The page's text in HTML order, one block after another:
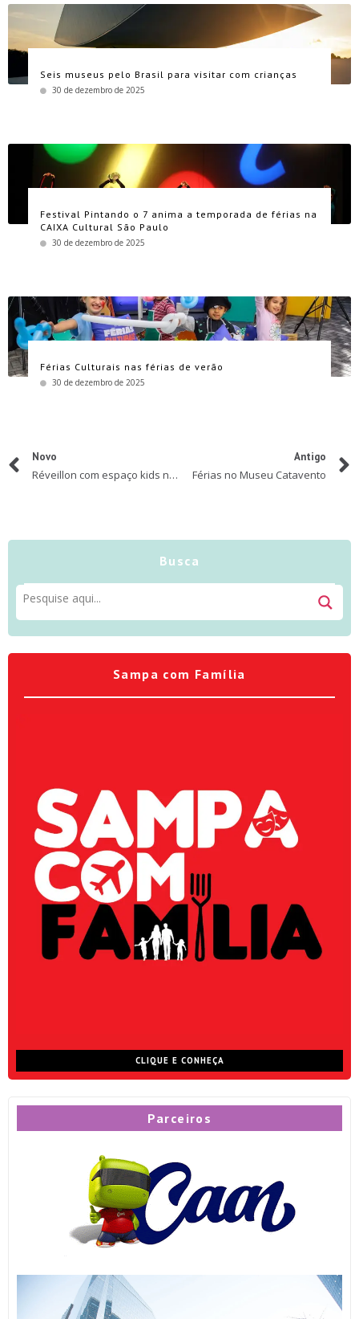
Seis museus pelo Brasil para visitar com crianças
30 de dezembro de 2025
Festival Pintando o 7 anima a temporada de férias na
CAIXA Cultural São Paulo
30 de dezembro de 2025
Férias Culturais nas férias de verão
30 de dezembro de 2025
Novo
Réveillon com espaço kids no Hotel Bourbon Ibirapuera
Antigo
Férias no Museu Catavento
Busca
Sampa com Família
CLIQUE E CONHEÇA
Parceiros